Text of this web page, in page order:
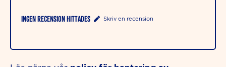
Ingen recension hittades Skriv en recension